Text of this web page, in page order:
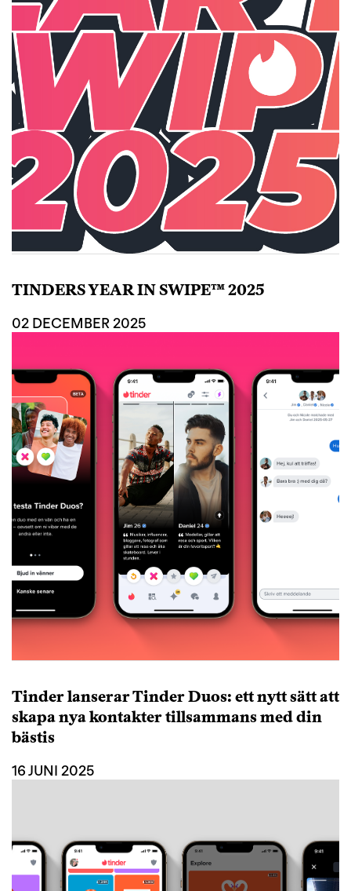
TINDERS YEAR IN SWIPE™ 2025
02 DECEMBER 2025
Tinder lanserar Tinder Duos: ett nytt sätt att
skapa nya kontakter tillsammans med din
bästis
16 JUNI 2025